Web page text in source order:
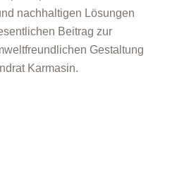
nachhaltigen Lösungen
Beitrag zur
Gestaltung
Karmasin.